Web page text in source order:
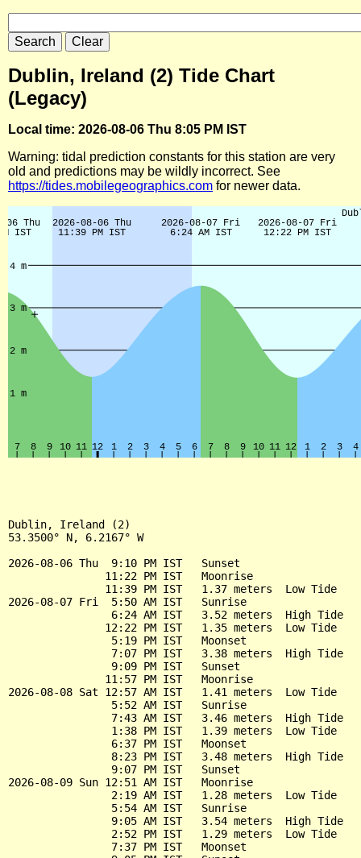
Dublin, Ireland (2) Tide Chart
(Legacy)
Local time: 2026-08-06 Thu 8:05 PM IST
Warning: tidal prediction constants for this station are very
old and predictions may be wildly incorrect. See
https://tides.mobilegeographics.com for newer data.
Dublin, Ireland (2)
53.3500° N, 6.2167° W
2026-08-06 Thu  9:10 PM IST   Sunset
               11:22 PM IST   Moonrise
               11:39 PM IST   1.37 meters  Low Tide
2026-08-07 Fri  5:50 AM IST   Sunrise
                6:24 AM IST   3.52 meters  High Tide
               12:22 PM IST   1.35 meters  Low Tide
                5:19 PM IST   Moonset
                7:07 PM IST   3.38 meters  High Tide
                9:09 PM IST   Sunset
               11:57 PM IST   Moonrise
2026-08-08 Sat 12:57 AM IST   1.41 meters  Low Tide
                5:52 AM IST   Sunrise
                7:43 AM IST   3.46 meters  High Tide
                1:38 PM IST   1.39 meters  Low Tide
                6:37 PM IST   Moonset
                8:23 PM IST   3.48 meters  High Tide
                9:07 PM IST   Sunset
2026-08-09 Sun 12:51 AM IST   Moonrise
                2:19 AM IST   1.28 meters  Low Tide
                5:54 AM IST   Sunrise
                9:05 AM IST   3.54 meters  High Tide
                2:52 PM IST   1.29 meters  Low Tide
                7:37 PM IST   Moonset